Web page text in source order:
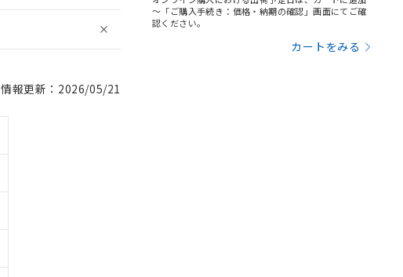
情報更新：2026/05/21
～「ご購入手続き：価格・納期の確認」画面にてご確
認ください。
カートをみる